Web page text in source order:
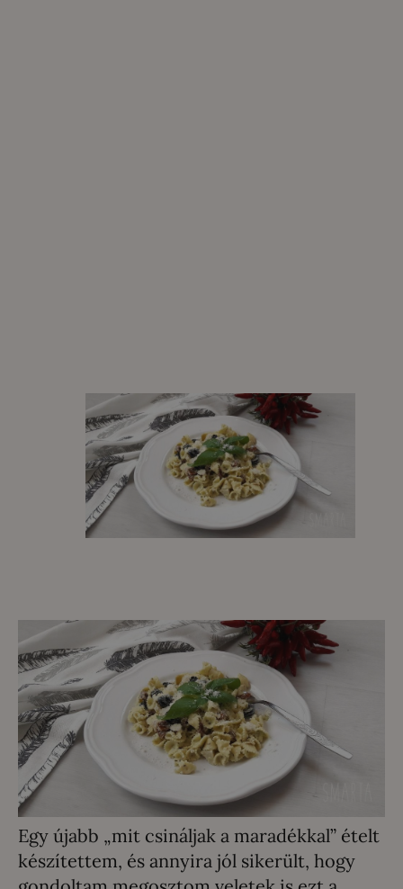
Egy újabb „mit csináljak a maradékkal” ételt
készítettem, és annyira jól sikerült, hogy